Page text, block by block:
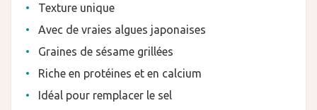
Texture unique
Avec de vraies algues japonaises
Graines de sésame grillées
Riche en protéines et en calcium
Idéal pour remplacer le sel